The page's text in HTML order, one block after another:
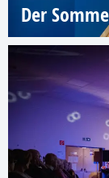
Der